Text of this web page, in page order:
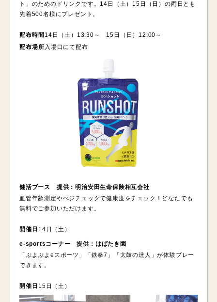
ト」のためのドリンクです。14日（土）15日（日）の両日とも
先着500名様にプレゼント。
配布時間 14日（土）13:30～ 15日（日）12:00～
配布場所 入場口にて配布
健活ブース 提供：明治安田生命保険相互会社
血管年齢測定やべジチェックで健康度をチェック！どなたでも
無料でご参加いただけます。
開催日 14日（土）
e-sportsコーナー 提供：はばたき園
「ぷよぷよeスポーツ」「鉄拳7」「太鼓の達人」が体験プレー
できます。
開催日 15日（土）